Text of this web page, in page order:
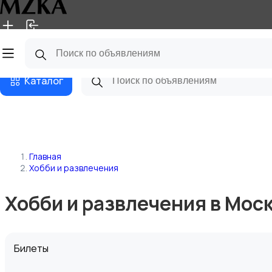
Главная Магазины
Каталог
Главная
Хобби и развлечения
Хобби и развлечения в
Билеты